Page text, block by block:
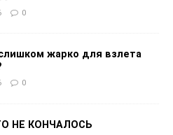
0
жарко для взлета
0
НЕ КОНЧАЛОСЬ